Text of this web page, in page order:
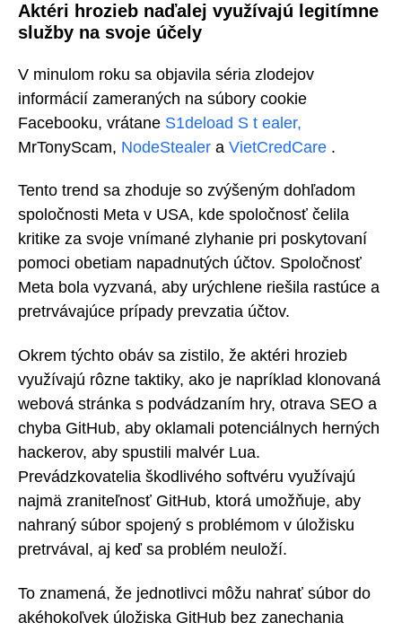
Aktéri hrozieb naďalej využívajú legitímne
služby na svoje účely
V minulom roku sa objavila séria zlodejov
informácií zameraných na súbory cookie
Facebooku, vrátane S1deload S t ealer,
MrTonyScam, NodeStealer a VietCredCare .
Tento trend sa zhoduje so zvýšeným dohľadom
spoločnosti Meta v USA, kde spoločnosť čelila
kritike za svoje vnímané zlyhanie pri poskytovaní
pomoci obetiam napadnutých účtov. Spoločnosť
Meta bola vyzvaná, aby urýchlene riešila rastúce a
pretrvávajúce prípady prevzatia účtov.
Okrem týchto obáv sa zistilo, že aktéri hrozieb
využívajú rôzne taktiky, ako je napríklad klonovaná
webová stránka s podvádzaním hry, otrava SEO a
chyba GitHub, aby oklamali potenciálnych herných
hackerov, aby spustili malvér Lua.
Prevádzkovatelia škodlivého softvéru využívajú
najmä zraniteľnosť GitHub, ktorá umožňuje, aby
nahraný súbor spojený s problémom v úložisku
pretrvával, aj keď sa problém neuloží.
To znamená, že jednotlivci môžu nahrať súbor do
akéhokoľvek úložiska GitHub bez zanechania